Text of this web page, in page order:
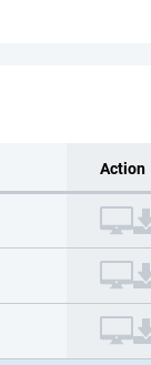
Action